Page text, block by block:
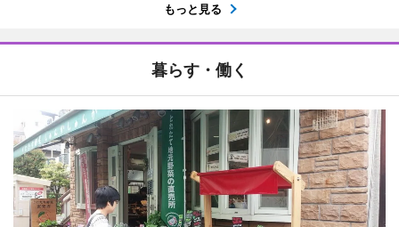
もっと見る
暮らす・働く